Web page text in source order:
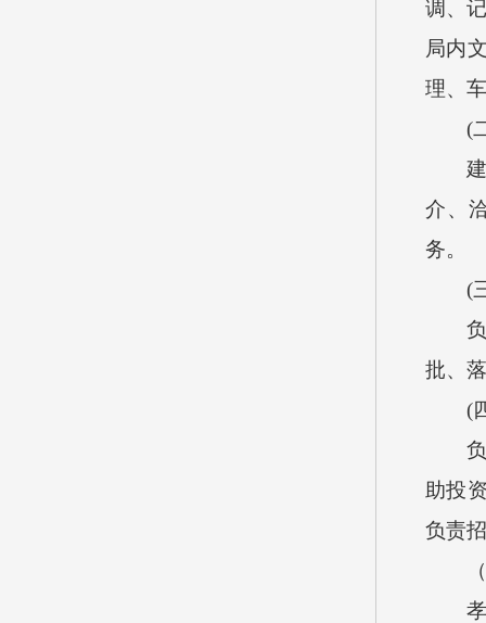
调、
局内
理、
(二)
建立
介、
务。
(三)
负责
批、
(四)
负责
助投
负责
（
孝